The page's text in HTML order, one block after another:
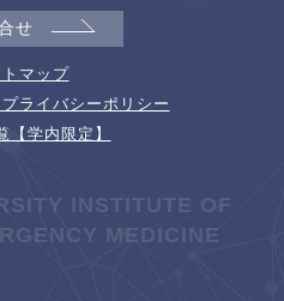
せ
マップ
ライバシーポリシー
【学内限定】
INSTITUTE OF
MEDICINE